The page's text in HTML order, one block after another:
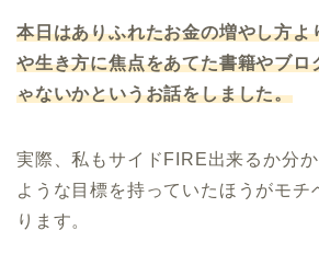
本日はありふれたお金の増やし方よ
や生き方に焦点をあてた書籍やブロ
ゃないかというお話をしました。
実際、私もサイドFIRE出来るか分
ような目標を持っていたほうがモチ
ります。